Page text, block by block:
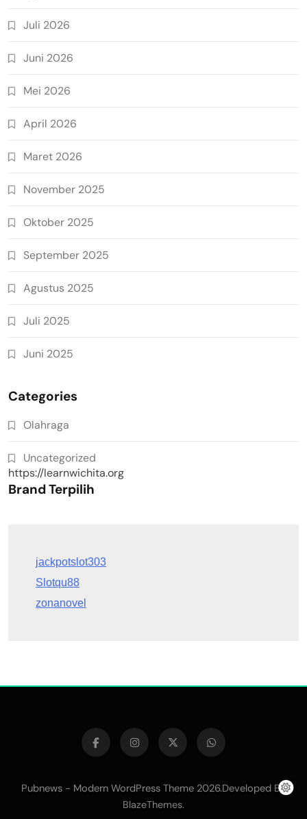
Juli 2026
Juni 2026
Mei 2026
April 2026
Maret 2026
November 2025
Oktober 2025
September 2025
Agustus 2025
Juli 2025
Juni 2025
Categories
Olahraga
Uncategorized
https://learnwichita.org
Brand Terpilih
Slotqu88
zonanovel
Pubnews - Modern WordPress Theme 2026.Developed By
BlazeThemes.